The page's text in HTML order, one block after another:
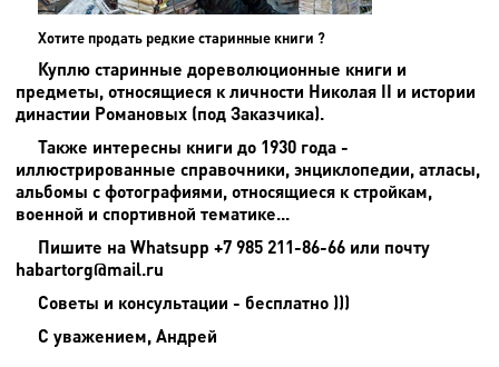
Хотите продать редкие старинные книги ?
Куплю старинные дореволюционные книги и
предметы, относящиеся к личности Николая II и истории
династии Романовых (под Заказчика).
Также интересны книги до 1930 года -
иллюстрированные справочники, энциклопедии, атласы,
альбомы с фотографиями, относящиеся к стройкам,
военной и спортивной тематике...
Пишите на Whatsupp +7 985 211-86-66 или почту
habartorg@mail.ru
Советы и консультации - бесплатно )))
С уважением, Андрей